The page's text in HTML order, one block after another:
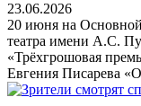
23.06.2026
20 июня на Основной
театра имени А.С.
«Трёхгрошовая
Евгения Писарева